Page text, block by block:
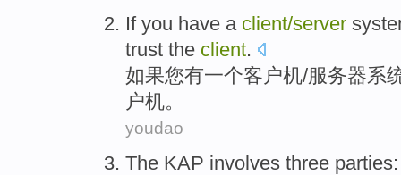
If you have a client/server
trust the client.
如果您有一个客户机/服务器系
户机。
youdao
The KAP involves three parties